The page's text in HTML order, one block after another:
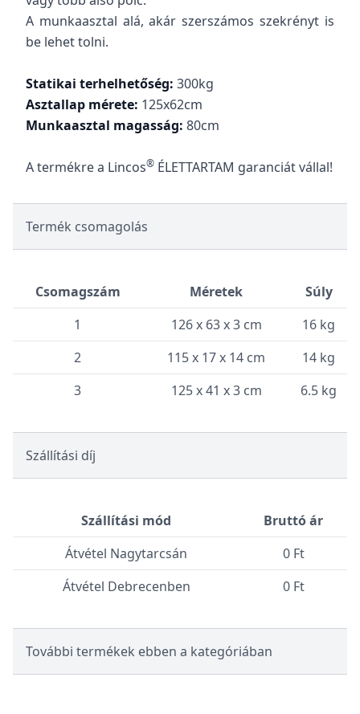
A munkaasztal alá, akár szerszámos szekrényt is
be lehet tolni.
Statikai terhelhetőség: 300kg
Asztallap mérete: 125x62cm
Munkaasztal magasság: 80cm
A termékre a Lincos® ÉLETTARTAM garanciát vállal!
Termék csomagolás
Csomagszám Méretek
Súly
1
126 x 63 x 3 cm
16 kg
2
115 x 17 x 14 cm
14 kg
3
125 x 41 x 3 cm 6.5 kg
Szállítási díj
Szállítási mód
Bruttó ár
Átvétel Nagytarcsán
0 Ft
Átvétel Debrecenben
0 Ft
További termékek ebben a kategóriában